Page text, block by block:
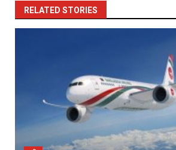
RELATED STORIES